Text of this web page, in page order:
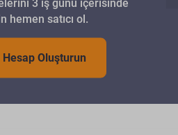
3 iş günü içerisinde
hemen satıcı ol.
Oluşturun